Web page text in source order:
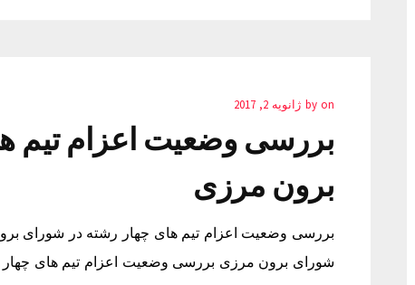
by on ژانویه 2, 2017
بررسی وضعیت اعزام تیم
برون مرزی
بررسی وضعیت اعزام تیم های چهار رشته در شورای
شورای برون مرزی بررسی وضعیت اعزام تیم های